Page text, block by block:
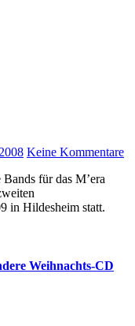
Keine Kommentare
in Hildesheim statt.
Weihnachts-CD